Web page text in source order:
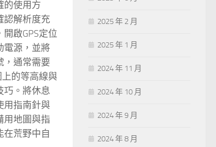
的使用方
認解析度充
啟GPS定位
電源，並將
，通常需要
的等高線與
巧。將休息
用指南針與
用地圖與指
在荒野中自
2025 年 2 月
2025 年 1 月
2024 年 11 月
2024 年 10 月
2024 年 9 月
2024 年 8 月